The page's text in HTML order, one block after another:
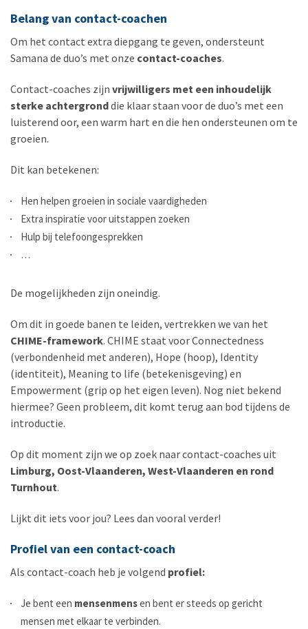
Belang van contact-coachen
Om het contact extra diepgang te geven, ondersteunt
Samana de duo’s met onze contact-coaches.
Contact-coaches zijn vrijwilligers met een inhoudelijk
sterke achtergronddie klaar staan voor de duo’s met een
luisterend oor, een warm hart en die hen ondersteunen om te
groeien.
Dit kan betekenen:
Hen helpen groeien in sociale vaardigheden
Extra inspiratie voor uitstappen zoeken
Hulp bij telefoongesprekken
…
De mogelijkheden zijn oneindig.
Om dit in goede banen te leiden, vertrekken we van het
CHIME-framework. CHIME staat voor Connectedness
(verbondenheid met anderen), Hope (hoop), Identity
(identiteit), Meaning to life (betekenisgeving) en
Empowerment (grip op het eigen leven). Nog niet bekend
hiermee? Geen probleem, dit komt terug aan bod tijdens de
introductie.
Op dit moment zijn we op zoek naar contact-coaches uit
Limburg, Oost-Vlaanderen, West-Vlaanderen en rond
Turnhout.
Lijkt dit iets voor jou? Lees dan vooral verder!
Profiel van een contact-coach
Als contact-coach heb je volgend profiel:
Je bent een mensenmensen bent er steeds op gericht
mensen met elkaar te verbinden.